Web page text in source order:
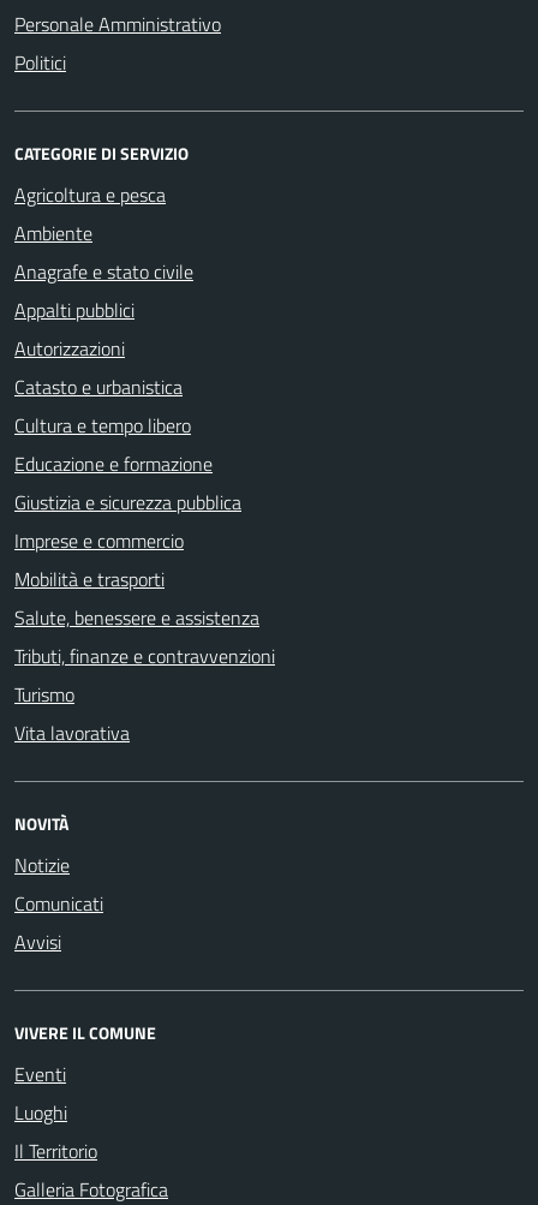
Personale Amministrativo
Politici
CATEGORIE DI SERVIZIO
Agricoltura e pesca
Ambiente
Anagrafe e stato civile
Appalti pubblici
Autorizzazioni
Catasto e urbanistica
Cultura e tempo libero
Educazione e formazione
Giustizia e sicurezza pubblica
Imprese e commercio
Mobilità e trasporti
Salute, benessere e assistenza
Tributi, finanze e contravvenzioni
Turismo
Vita lavorativa
NOVITÀ
Notizie
Comunicati
Avvisi
VIVERE IL COMUNE
Eventi
Luoghi
Il Territorio
Galleria Fotografica